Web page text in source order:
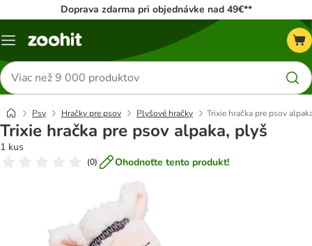
Doprava zdarma pri objednávke nad 49€**
Kategórie
Hľadať
produkty
Psy Hračky pre psov Plyšové hračky Trixie hračka pre psov
Trixie hračka pre psov alpaka, plyš
1 kus
(0) Ohodnoťte tento produkt!